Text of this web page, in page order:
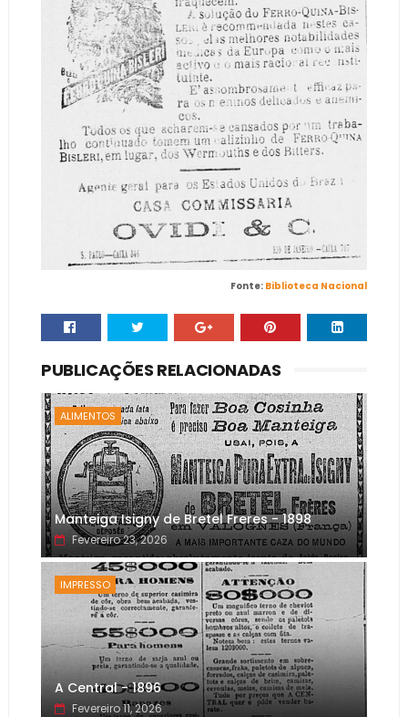
Fonte: Biblioteca Nacional
PUBLICAÇÕES RELACIONADAS
ALIMENTOS
Manteiga Isigny de Bretel Freres - 1898
Fevereiro 23, 2026
IMPRESSO
A Central - 1896
Fevereiro 11, 2026